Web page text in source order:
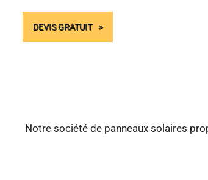
DEVIS GRATUIT
Notre société de panneaux solaires